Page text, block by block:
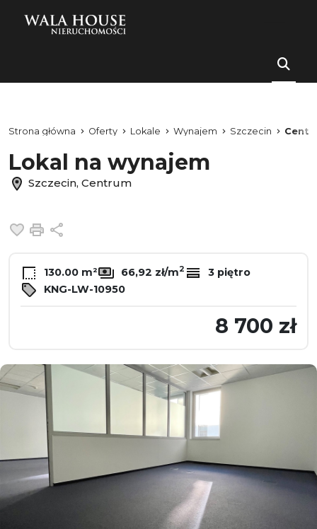
Strona główna Oferty Lokale Wynajem Szczecin
Lokal na wynajem
Szczecin, Centrum
Dodaj do ulubionych
Drukuj
130.00 m² 66,92 zł/m2
3 piętro
KNG-LW-10950
8 700 zł